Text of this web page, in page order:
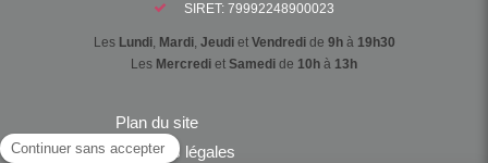
SIRET: 79992248900023
Les Lundi, Mardi, Jeudiet Vendredide 9hà 19h30
Les Mercredi et Samedi de 10h à 13h
Plan du site
Mentions légales